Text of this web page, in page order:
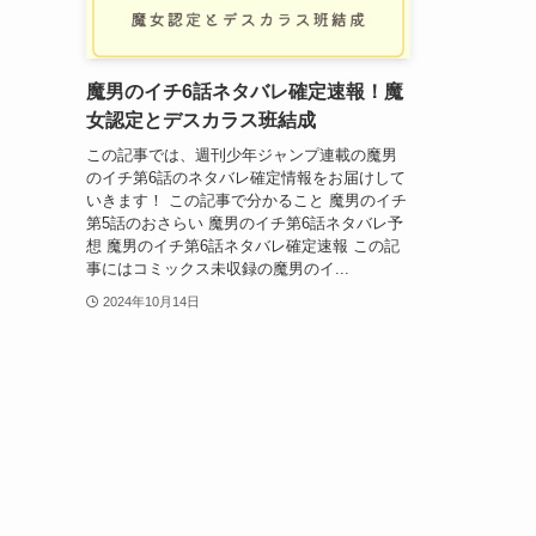
魔男のイチ6話ネタバレ確定速報！魔
女認定とデスカラス班結成
この記事では、週刊少年ジャンプ連載の魔男
のイチ第6話のネタバレ確定情報をお届けして
いきます！ この記事で分かること 魔男のイチ
第5話のおさらい 魔男のイチ第6話ネタバレ予
想 魔男のイチ第6話ネタバレ確定速報 この記
事にはコミックス未収録の魔男のイ...
2024年10月14日